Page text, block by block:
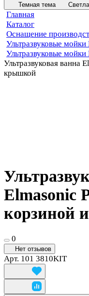
Темная тема
Главная
Каталог
Оснащение
Ультразвуковые
Ультразвуковые
Ультразвуковая ванна
крышкой
Elmasonic
корзиной
0
Нет отзывов
Арт. 101 3810KIT